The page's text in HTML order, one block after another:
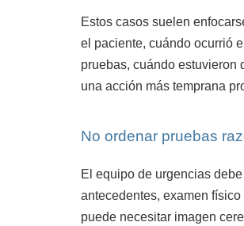
Estos casos suelen
el paciente, cuándo ocurrió
pruebas, cuándo estuvieron
una acción más temprana
No ordenar pruebas
El equipo de urgencias
antecedentes, examen
puede necesitar imagen